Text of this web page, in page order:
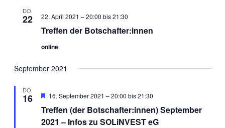
DO.
22
Treffen der Botschafter:innen
22. April 2021 – 20:00 bis21:30
online
September 2021
DO.
16
Treffen (der Botschafter:innen) September
2021 – Infos zu SOLiNVEST eG
Hervorgehoben
16. September 2021 – 20:00 bis21:30